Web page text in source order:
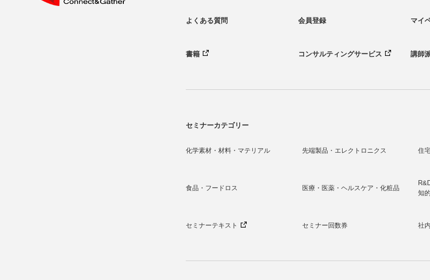
よくある質問 会員登録 マイ
書籍 コンサルティングサービス 講師
セミナーカテゴリー
化学素材・材料・マテリアル 先端製品・エレクトロニクス 住
食品・フードロス 医療・医薬・ヘルスケア・化粧品
知
セミナーテキスト セミナー回数券 社